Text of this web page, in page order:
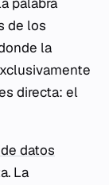
de los
la
directa: el
datos
La